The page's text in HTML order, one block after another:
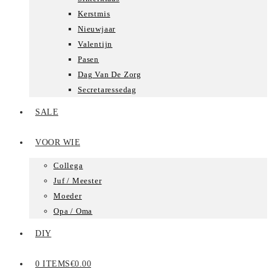
Kerstmis
Nieuwjaar
Valentijn
Pasen
Dag Van De Zorg
Secretaressedag
SALE
VOOR WIE
Collega
Juf / Meester
Moeder
Opa / Oma
DIY
0 ITEMS€0.00